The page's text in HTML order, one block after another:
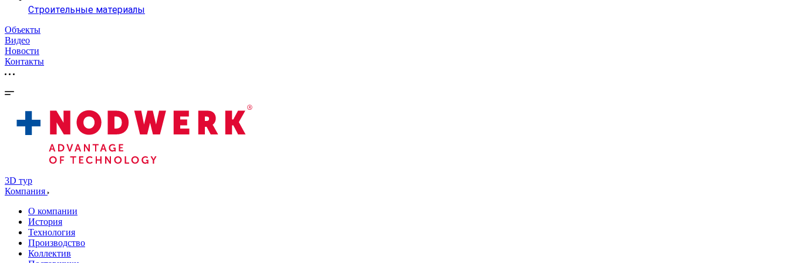
Строительные материалы
Объекты
Видео
Новости
Контакты
3D тур
Компания
О компании
История
Технология
Производство
Коллектив